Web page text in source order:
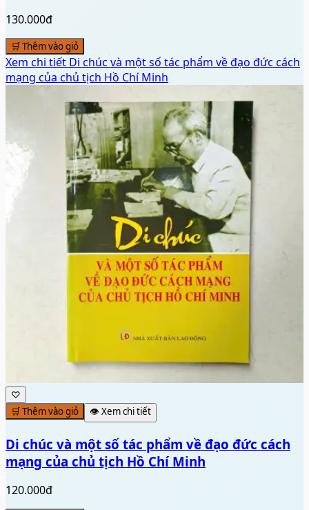
130.000đ
🛒 Thêm vào giỏ
Xem chi tiết Di chúc và một số tác phẩm về đạo đức cách
mạng của chủ tịch Hồ Chí Minh
♡
🛒 Thêm vào giỏ
👁️ Xem chi tiết
Di chúc và một số tác phẩm về đạo đức cách
mạng của chủ tịch Hồ Chí Minh
120.000đ